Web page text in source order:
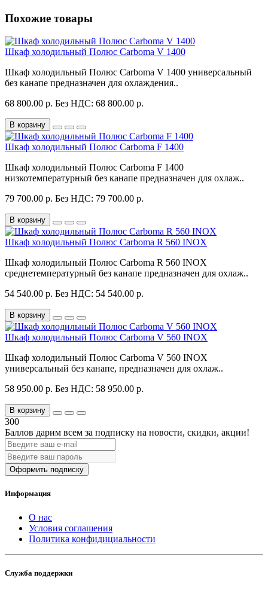
Похожие товары
Шкаф холодильный Полюс Carboma V 1400
Шкаф холодильный Полюс Carboma V 1400 универсальный
без канапе предназначен для охлаждения..
68 800.00 р. Без НДС: 68 800.00 р.
В корзину
Шкаф холодильный Полюс Carboma F 1400
Шкаф холодильный Полюс Carboma F 1400
низкотемпературный без канапе предназначен для охлаж..
79 700.00 р. Без НДС: 79 700.00 р.
В корзину
Шкаф холодильный Полюс Carboma R 560 INOX
Шкаф холодильный Полюс Carboma R 560 INOX
среднетемпературный без канапе предназначен для охлаж..
54 540.00 р. Без НДС: 54 540.00 р.
В корзину
Шкаф холодильный Полюс Carboma V 560 INOX
Шкаф холодильный Полюс Carboma V 560 INOX
универсальный без канапе, предназначен для охлаж..
58 950.00 р. Без НДС: 58 950.00 р.
В корзину
300
Баллов дарим всем за подписку на новости, скидки, акции!
Оформить подписку
Информация
О нас
Условия соглашения
Политика конфидициальности
Служба поддержки